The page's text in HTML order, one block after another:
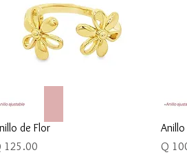
Vista rápida
de Flor
125.00
Precio
Q